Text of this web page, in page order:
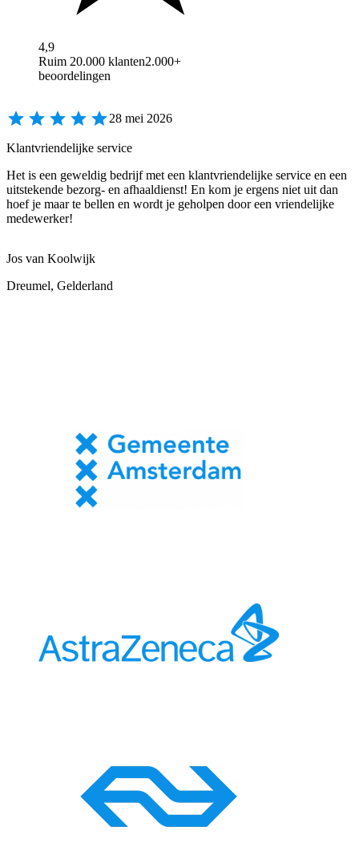
4,9
Ruim 20.000 klanten2.000+
beoordelingen
28 mei 2026
Klantvriendelijke service
Het is een geweldig bedrijf met een klantvriendelijke service en een
uitstekende bezorg- en afhaaldienst! En kom je ergens niet uit dan
hoef je maar te bellen en wordt je geholpen door een vriendelijke
medewerker!
Jos van Koolwijk
Dreumel, Gelderland